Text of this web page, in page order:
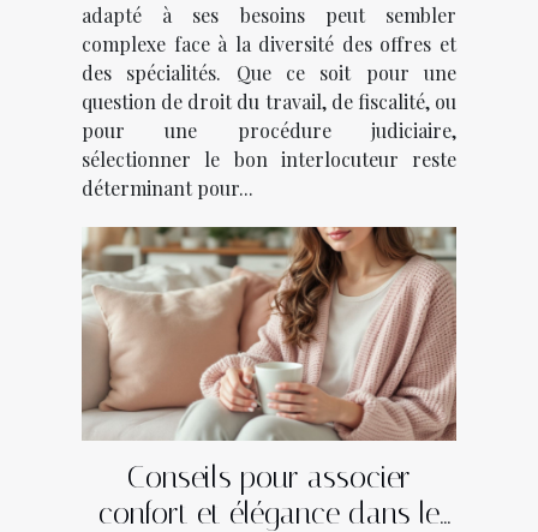
adapté à ses besoins peut sembler
complexe face à la diversité des offres et
des spécialités. Que ce soit pour une
question de droit du travail, de fiscalité, ou
pour une procédure judiciaire,
sélectionner le bon interlocuteur reste
déterminant pour...
Conseils pour associer
confort et élégance dans le